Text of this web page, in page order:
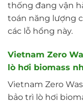
thống đang vận
toán năng lượng
các lỗ hổng này.
Vietnam Zero
lò hơi biomass
Vietnam Zero
bảo trì lò hơi